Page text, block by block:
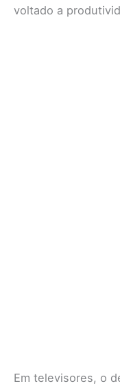
voltado a
Em televisores, o